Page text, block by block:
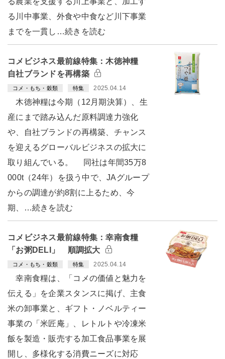
る川中事業、外食や中食など川下事業
までを一貫し…続きを読む
コメビジネス最前線特集：木徳神糧
自社ブランドを再構築
コメ・もち・穀類 特集 2025.04.14
木徳神糧は今期（12月期決算）、生
産にまで踏み込んだ原料調達力強化
や、自社ブランドの再構築、チャンス
を迎えるグローバルビジネスの拡大に
取り組んでいる。 同社は年間35万8
000t（24年）を扱う中で、JAグループ
からの調達が約8割に上るため、今
期、…続きを読む
コメビジネス最前線特集：幸南食糧
「お粥DELI」 順調拡大
コメ・もち・穀類 特集 2025.04.14
幸南食糧は、「コメの価値と魅力を
伝える」を企業スタンスに掲げ、主食
米の卸事業と、ギフト・ノベルティー
事業の「米匠庵」、レトルトや冷凍米
飯を製造・販売する加工食品事業を展
開し、多様化する消費ニーズに対応